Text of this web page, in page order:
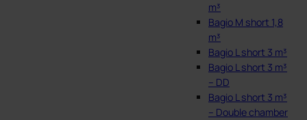
m³
Bagio M short 1,8
m³
Bagio L short 3 m³
Bagio L short 3 m³
– DD
Bagio L short 3 m³
– Double chamber